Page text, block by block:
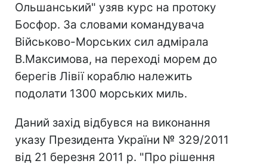
Ольшанський" узяв курс на протоку
Босфор. За словами командувача
Військово-Морських сил адмірала
В.Максимова, на переході морем до
берегів Лівії кораблю належить
подолати 1300 морських миль.
Даний захід відбувся на виконання
указу Президента України № 329/2011
від 21 березня 2011 р. "Про рішення